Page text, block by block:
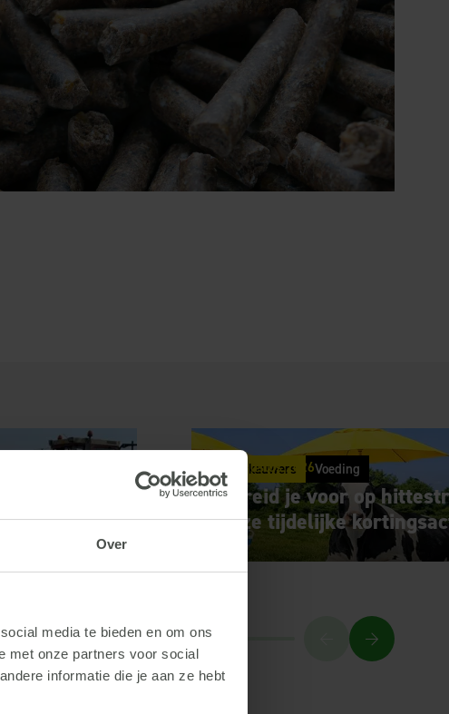
Over
media te bieden en om ons
met onze partners voor social
informatie die je aan ze hebt
Herkauwers Voeding
3 augustus 2026
Bereid je voor op
onze tijdelijke